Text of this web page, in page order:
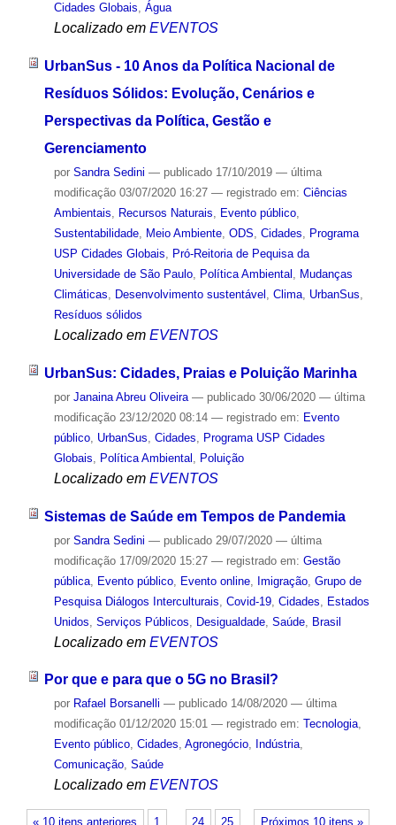
Cidades Globais, Água
Localizado em EVENTOS
UrbanSus - 10 Anos da Política Nacional de
Resíduos Sólidos: Evolução, Cenários e
Perspectivas da Política, Gestão e
Gerenciamento
por Sandra Sedini — publicado17/10/2019 — última
modificação03/07/2020 16:27 — registrado em: Ciências
Ambientais, Recursos Naturais, Evento público,
Sustentabilidade, Meio Ambiente, ODS, Cidades, Programa
USP Cidades Globais, Pró-Reitoria de Pequisa da
Universidade de São Paulo, Política Ambiental , Mudanças
Climáticas, Desenvolvimento sustentável , Clima, UrbanSus,
Resíduos sólidos
Localizado em EVENTOS
UrbanSus: Cidades, Praias e Poluição Marinha
por Janaina Abreu Oliveira — publicado30/06/2020 — última
modificação23/12/2020 08:14 — registrado em: Evento
público, UrbanSus Cidades
Programa USP Cidades
Globais
Política Ambiental Poluição
Localizado em EVENTOS
Sistemas de Saúde em Tempos de Pandemia
por Sandra Sedini — publicado29/07/2020 — última
modificação17/09/2020 15:27 — registrado em: Gestão
pública, Evento público, Evento online, Imigração, Grupo de
Pesquisa Diálogos Interculturais Covid-19, Cidades
Estados
Unidos Serviços Públicos Desigualdade, Saúde, Brasil
Localizado em EVENTOS
Por que e para que o 5G no Brasil?
por Rafael Borsanelli — publicado14/08/2020 — última
modificação01/12/2020 15:01 — registrado em: Tecnologia,
Evento público, Cidades, Agronegócio, Indústria,
Comunicação, Saúde
Localizado em EVENTOS